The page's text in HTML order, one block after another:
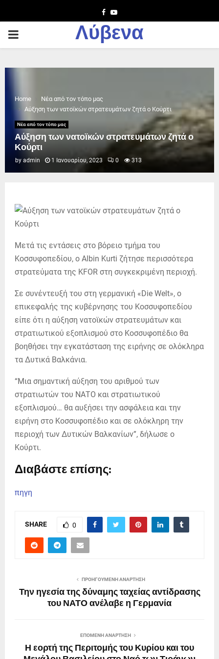
Facebook
Youtube
PRIMARY
Λύβενα
Home
Νέα από τον τόπο μας
Αύξηση των νατοϊκών στρατευμάτων ζητά ο Κούρτι
Νέα από τον τόπο μας
Αύξηση των νατοϊκών στρατευμάτων ζητά ο
Κούρτι
by admin 1 Ιανουαρίου, 2023 0 313
Μετά τις εντάσεις στο βόρειο τμήμα του
Κοσσυφοπεδίου, ο Albin Kurti ζήτησε περισσότερα
στρατεύματα της KFOR στη συγκεκριμένη περιοχή.
Σε συνέντευξή του στη γερμανική «Die Welt», ο
επικεφαλής της κυβέρνησης του Κοσσυφοπεδίου
είπε ότι η αύξηση νατοϊκών στρατευμάτων και
στρατιωτικού εξοπλισμού στο Κοσσυφοπέδιο θα
βοηθήσει την εγκατάσταση της ειρήνης σε ολόκληρα
τα Δυτικά Βαλκάνια.
“Μια σημαντική αύξηση του αριθμού των
στρατιωτών του ΝΑΤΟ και στρατιωτικού
εξοπλισμού… θα αυξήσει την ασφάλεια και την
ειρήνη στο Κοσσυφοπέδιο και σε ολόκληρη την
περιοχή των Δυτικών Βαλκανίων”, δήλωσε ο
Κούρτι.
Διαβάστε επίσης:
πηγη
SHARE 0
ΠΡΟΗΓΟΎΜΕΝΗ ΑΝΆΡΤΗΣΗ
Την ηγεσία της δύναμης ταχείας αντίδρασης
του ΝΑΤΟ ανέλαβε η Γερμανία
ΕΠΌΜΕΝΗ ΑΝΆΡΤΗΣΗ
Η εορτή της Περιτομής του Κυρίου και του